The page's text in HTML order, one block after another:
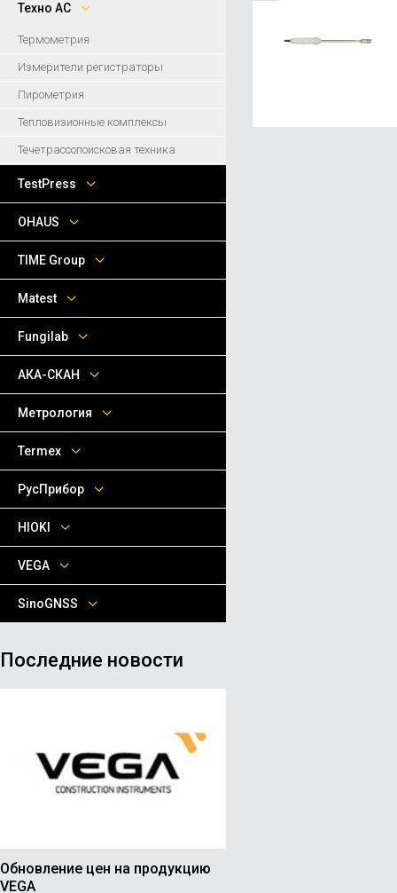
Техно АС
Термометрия
Измерители регистраторы
Пирометрия
Тепловизионные комплексы
Течетрассопоисковая техника
TestPress
OHAUS
TIME Group
Matest
Fungilab
АКА-СКАН
Метрология
Termex
РусПрибор
HIOKI
VEGA
SinoGNSS
Последние новости
Обновление цен на продукцию
VEGA